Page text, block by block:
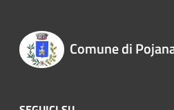
Comune di